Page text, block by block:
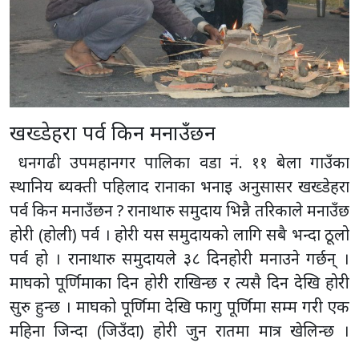
खख्डेहरा पर्व किन मनाउँछन
धनगढी उपमहानगर पालिका वडा नं. ११ बेला गाउँका
स्थानिय ब्यक्ती पहिलाद रानाका भनाइ अनुसासर खख्डेहरा
पर्व किन मनाउँछन ? रानाथारु समुदाय भिन्नै तरिकाले मनाउँछ
होरी (होली) पर्व । होरी यस समुदायको लागि सबै भन्दा ठूलो
पर्व हो । रानाथारु समुदायले ३८ दिनहोरी मनाउने गर्छन् ।
माघको पूर्णिमाका दिन होरी राखिन्छ र त्यसै दिन देखि होरी
सुरु हुन्छ । माघको पूर्णिमा देखि फागु पूर्णिमा सम्म गरी एक
महिना जिन्दा (जिउँदा) होरी जुन रातमा मात्र खेलिन्छ ।